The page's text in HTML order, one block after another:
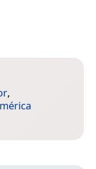
,